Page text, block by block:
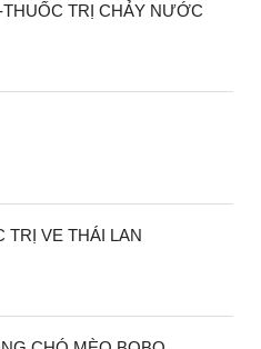
TRỊ CHẢY NƯỚC
TRỊ VE THÁI LAN